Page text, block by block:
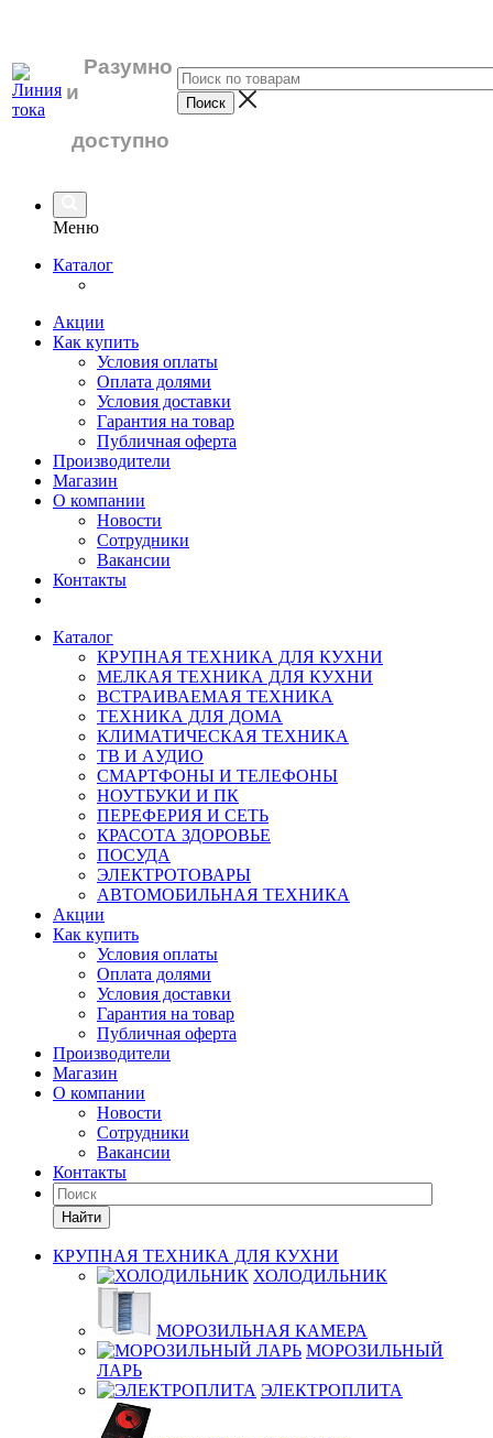
Разумно
и
доступно
Меню
Каталог
Акции
Как купить
Условия оплаты
Оплата долями
Условия доставки
Гарантия на товар
Публичная оферта
Производители
Магазин
О компании
Новости
Сотрудники
Вакансии
Контакты
Каталог
КРУПНАЯ ТЕХНИКА ДЛЯ КУХНИ
МЕЛКАЯ ТЕХНИКА ДЛЯ КУХНИ
ВСТРАИВАЕМАЯ ТЕХНИКА
ТЕХНИКА ДЛЯ ДОМА
КЛИМАТИЧЕСКАЯ ТЕХНИКА
ТВ И AУДИО
СМАРТФОНЫ И ТЕЛЕФОНЫ
НОУТБУКИ И ПК
ПЕРЕФЕРИЯ И СЕТЬ
КРАСОТА ЗДОРОВЬЕ
ПОСУДА
ЭЛЕКТРОТОВАРЫ
АВТОМОБИЛЬНАЯ ТЕХНИКА
Акции
Как купить
Условия оплаты
Оплата долями
Условия доставки
Гарантия на товар
Публичная оферта
Производители
Магазин
О компании
Новости
Сотрудники
Вакансии
Контакты
Найти
КРУПНАЯ ТЕХНИКА ДЛЯ КУХНИ
ХОЛОДИЛЬНИК
МОРОЗИЛЬНАЯ КАМЕРА
МОРОЗИЛЬНЫЙ
ЛАРЬ
ЭЛЕКТРОПЛИТА